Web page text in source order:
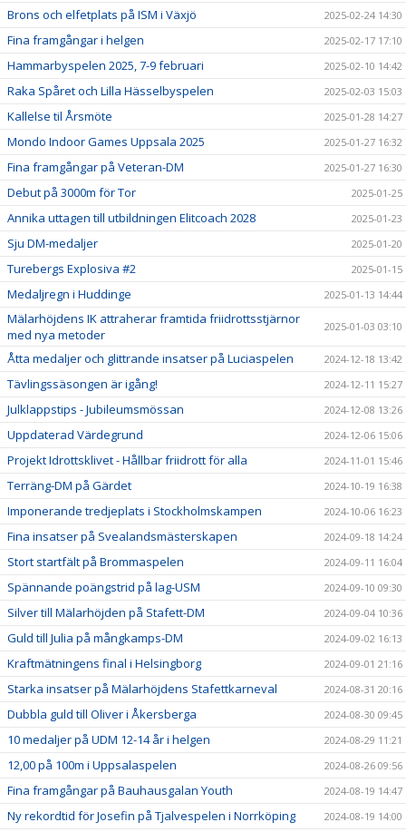
Brons och elfetplats på ISM i Växjö 2025-02-24 14:30
Fina framgångar i helgen 2025-02-17 17:10
Hammarbyspelen 2025, 7-9 februari 2025-02-10 14:42
Raka Spåret och Lilla Hässelbyspelen 2025-02-03 15:03
Kallelse til Årsmöte 2025-01-28 14:27
Mondo Indoor Games Uppsala 2025 2025-01-27 16:32
Fina framgångar på Veteran-DM 2025-01-27 16:30
Debut på 3000m för Tor 2025-01-25
Annika uttagen till utbildningen Elitcoach 2028 2025-01-23
Sju DM-medaljer 2025-01-20
Turebergs Explosiva #2 2025-01-15
Medaljregn i Huddinge 2025-01-13 14:44
Mälarhöjdens IK attraherar framtida friidrottsstjärnor
med nya metoder
2025-01-03 03:10
Åtta medaljer och glittrande insatser på Luciaspelen 2024-12-18 13:42
Tävlingssäsongen är igång! 2024-12-11 15:27
Julklappstips - Jubileumsmössan 2024-12-08 13:26
Uppdaterad Värdegrund 2024-12-06 15:06
Projekt Idrottsklivet - Hållbar friidrott för alla 2024-11-01 15:46
Terräng-DM på Gärdet 2024-10-19 16:38
Imponerande tredjeplats i Stockholmskampen 2024-10-06 16:23
Fina insatser på Svealandsmästerskapen 2024-09-18 14:24
Stort startfält på Brommaspelen 2024-09-11 16:04
Spännande poängstrid på lag-USM 2024-09-10 09:30
Silver till Mälarhöjden på Stafett-DM 2024-09-04 10:36
Guld till Julia på mångkamps-DM 2024-09-02 16:13
Kraftmätningens final i Helsingborg 2024-09-01 21:16
Starka insatser på Mälarhöjdens Stafettkarneval 2024-08-31 20:16
Dubbla guld till Oliver i Åkersberga 2024-08-30 09:45
10 medaljer på UDM 12-14 år i helgen 2024-08-29 11:21
12,00 på 100m i Uppsalaspelen 2024-08-26 09:56
Fina framgångar på Bauhausgalan Youth 2024-08-19 14:47
Ny rekordtid för Josefin på Tjalvespelen i Norrköping 2024-08-19 14:00